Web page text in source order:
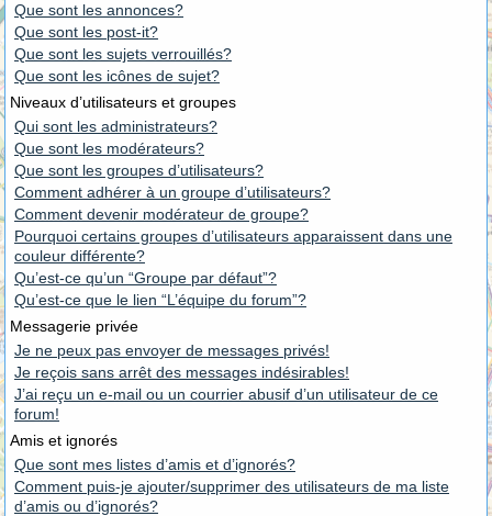
Que sont les annonces?
Que sont les post-it?
Que sont les sujets verrouillés?
Que sont les icônes de sujet?
Niveaux d’utilisateurs et groupes
Qui sont les administrateurs?
Que sont les modérateurs?
Que sont les groupes d’utilisateurs?
Comment adhérer à un groupe d’utilisateurs?
Comment devenir modérateur de groupe?
Pourquoi certains groupes d’utilisateurs apparaissent dans une
couleur différente?
Qu’est-ce qu’un “Groupe par défaut”?
Qu’est-ce que le lien “L’équipe du forum”?
Messagerie privée
Je ne peux pas envoyer de messages privés!
Je reçois sans arrêt des messages indésirables!
J’ai reçu un e-mail ou un courrier abusif d’un utilisateur de ce
forum!
Amis et ignorés
Que sont mes listes d’amis et d’ignorés?
Comment puis-je ajouter/supprimer des utilisateurs de ma liste
d’amis ou d’ignorés?